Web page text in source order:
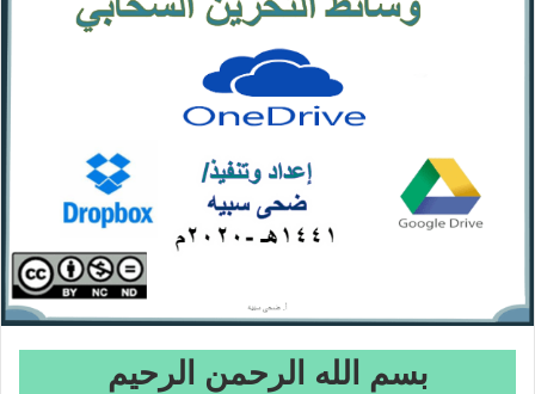
بسم الله الرحمن الرحيم